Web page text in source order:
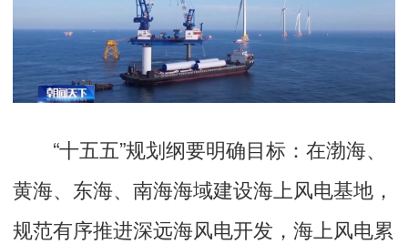
“十五五”规划纲要明确目标：在渤海、
黄海、东海、南海海域建设海上风电基地，
规范有序推进深远海风电开发，海上风电累